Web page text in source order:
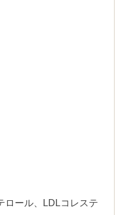
ロール、LDLコレステ